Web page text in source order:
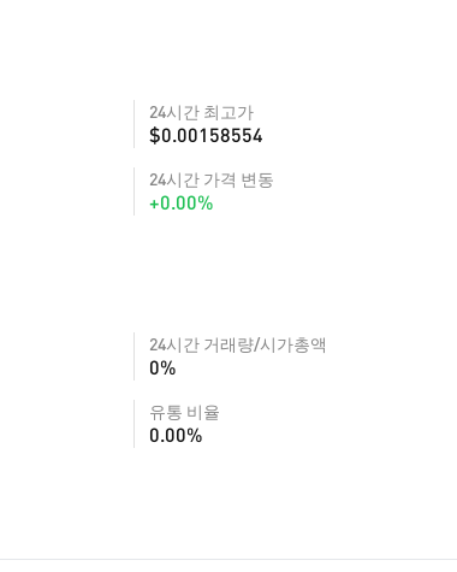
24시간 최고가
$0.00158554
24시간 가격 변동
+0.00%
24시간 거래량/시가총액
0%
유통 비율
0.00%